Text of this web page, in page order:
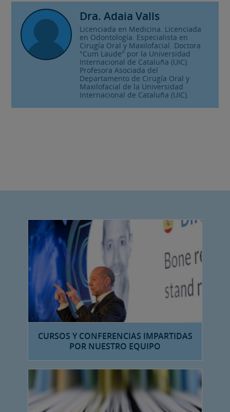
Dra. Adaia Valls
Licenciada en Medicina. Licenciada
en Odontología. Especialista en
Cirugía Oral y Maxilofacial. Doctora
"Cum Laude" por la Universidad
Internacional de Cataluña (UIC).
Profesora Asociada del
Departamento de Cirugía Oral y
Maxilofacial de la Universidad
Internacional de Cataluña (UIC).
CURSOS Y CONFERENCIAS IMPARTIDAS
POR NUESTRO EQUIPO